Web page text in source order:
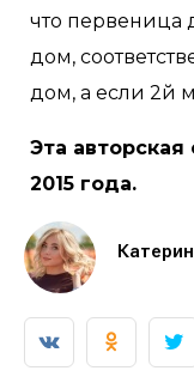
что первеница
дом,
дом, а если 2й
Эта авторская
2015 года.